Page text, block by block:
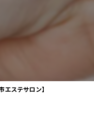
エステサロン】